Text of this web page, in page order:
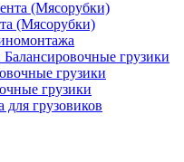
(Мясорубки)
Балансировочные грузики
грузики
для грузовиков